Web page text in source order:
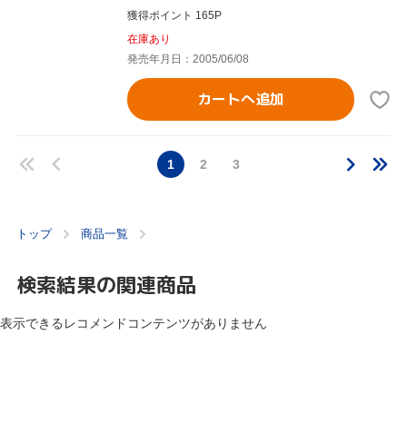
獲得ポイント 165P
在庫あり
発売年月日：2005/06/08
カートへ追加
1 2 3
トップ 商品一覧
検索結果の関連商品
表示できるレコメンドコンテンツがありません